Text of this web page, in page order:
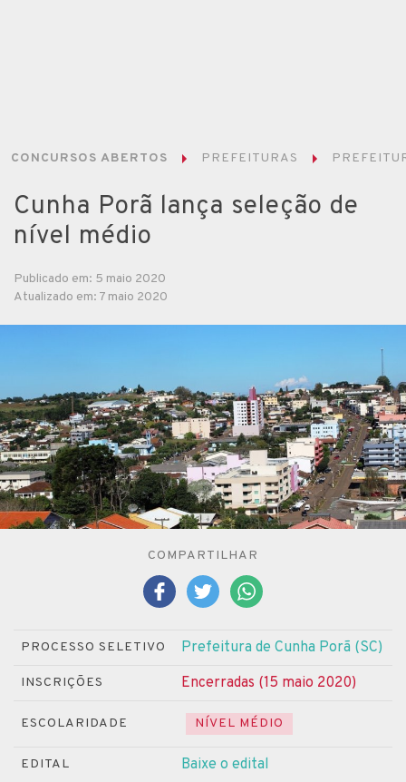
CONCURSOS ABERTOS PREFEITURAS
Cunha Porã lança seleção de
nível médio
Publicado em: 5 maio 2020
Atualizado em: 7 maio 2020
COMPARTILHAR
PROCESSO SELETIVO Prefeitura de Cunha Porã (SC)
INSCRIÇÕES Encerradas (15 maio 2020)
ESCOLARIDADE NÍVEL MÉDIO
EDITAL Baixe o edital